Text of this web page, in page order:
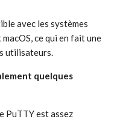
avec les systèmes
ce qui en fait une
utilisateurs.
quelques
PuTTY est assez